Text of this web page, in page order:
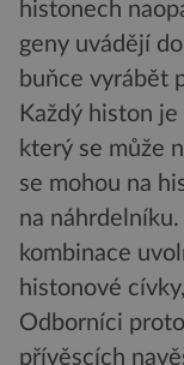
histonech
geny uvádějí
buňce vyrábět
Každý histon
který se může
se mohou na
na
kombinace
histonové
Odborníci
přívěscích